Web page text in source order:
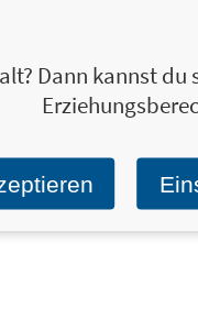
ich am liebsten – Das
Urlaubsduell-Buch
Dann kannst